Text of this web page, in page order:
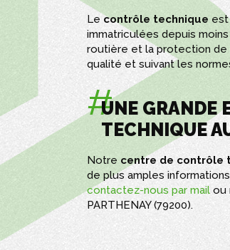
Le contrôle technique
immatriculées depuis
routière et la protection de
qualité et suivant les
UNE GRANDE
TECHNIQUE
Notre centre de contrôle
de plus amples
contactez-nous par mail ou
PARTHENAY (79200).